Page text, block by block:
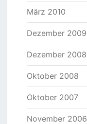
März 2010
Dezember 2009
Dezember 2008
Oktober 2008
Oktober 2007
November 2006